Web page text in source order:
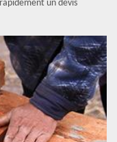
un devis